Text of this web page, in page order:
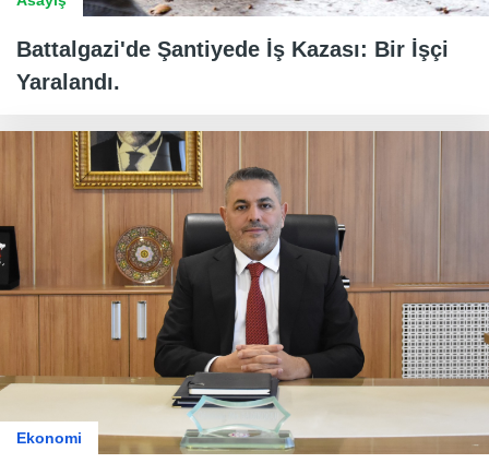
Battalgazi'de Şantiyede İş Kazası: Bir İşçi
Yaralandı.
Ekonomi